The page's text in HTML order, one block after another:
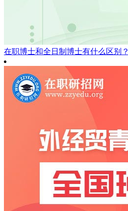
在职博士和全日制博士有什么区别？